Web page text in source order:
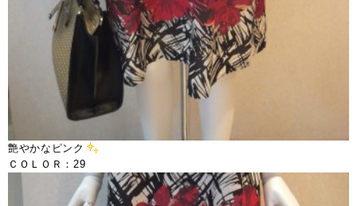
艶やかなピンク
ＣＯＬＯＲ：29